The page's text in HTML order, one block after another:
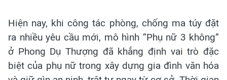
Hiện nay, khi công tác phòng, chống ma túy đặt
ra nhiều yêu cầu mới, mô hình “Phụ nữ 3 không”
ở Phong Dụ Thượng đã khẳng định vai trò đặc
biệt của phụ nữ trong xây dựng gia đình văn hóa